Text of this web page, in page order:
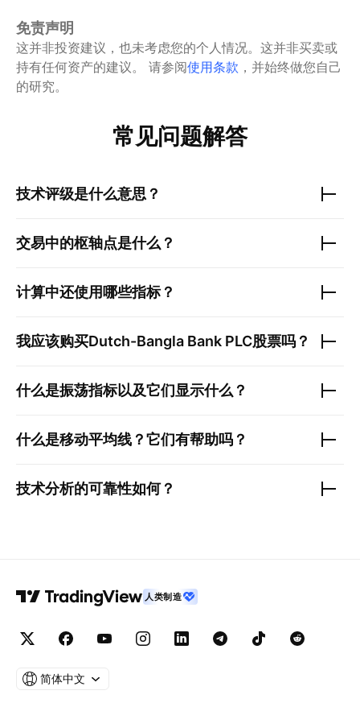
免责声明
这并非投资建议，也未考虑您的个人情况。这并非买卖或
持有任何资产的建议。
请参阅使用条款 ，并始终做您自己
的研究。
常见问题解答
技术评级是什么意思？
交易中的枢轴点是什么？
计算中还使用哪些指标？
我应该购买Dutch-Bangla Bank PLC股票吗？
什么是振荡指标以及它们显示什么？
什么是移动平均线？它们有帮助吗？
技术分析的可靠性如何？
人类制造
简体中文